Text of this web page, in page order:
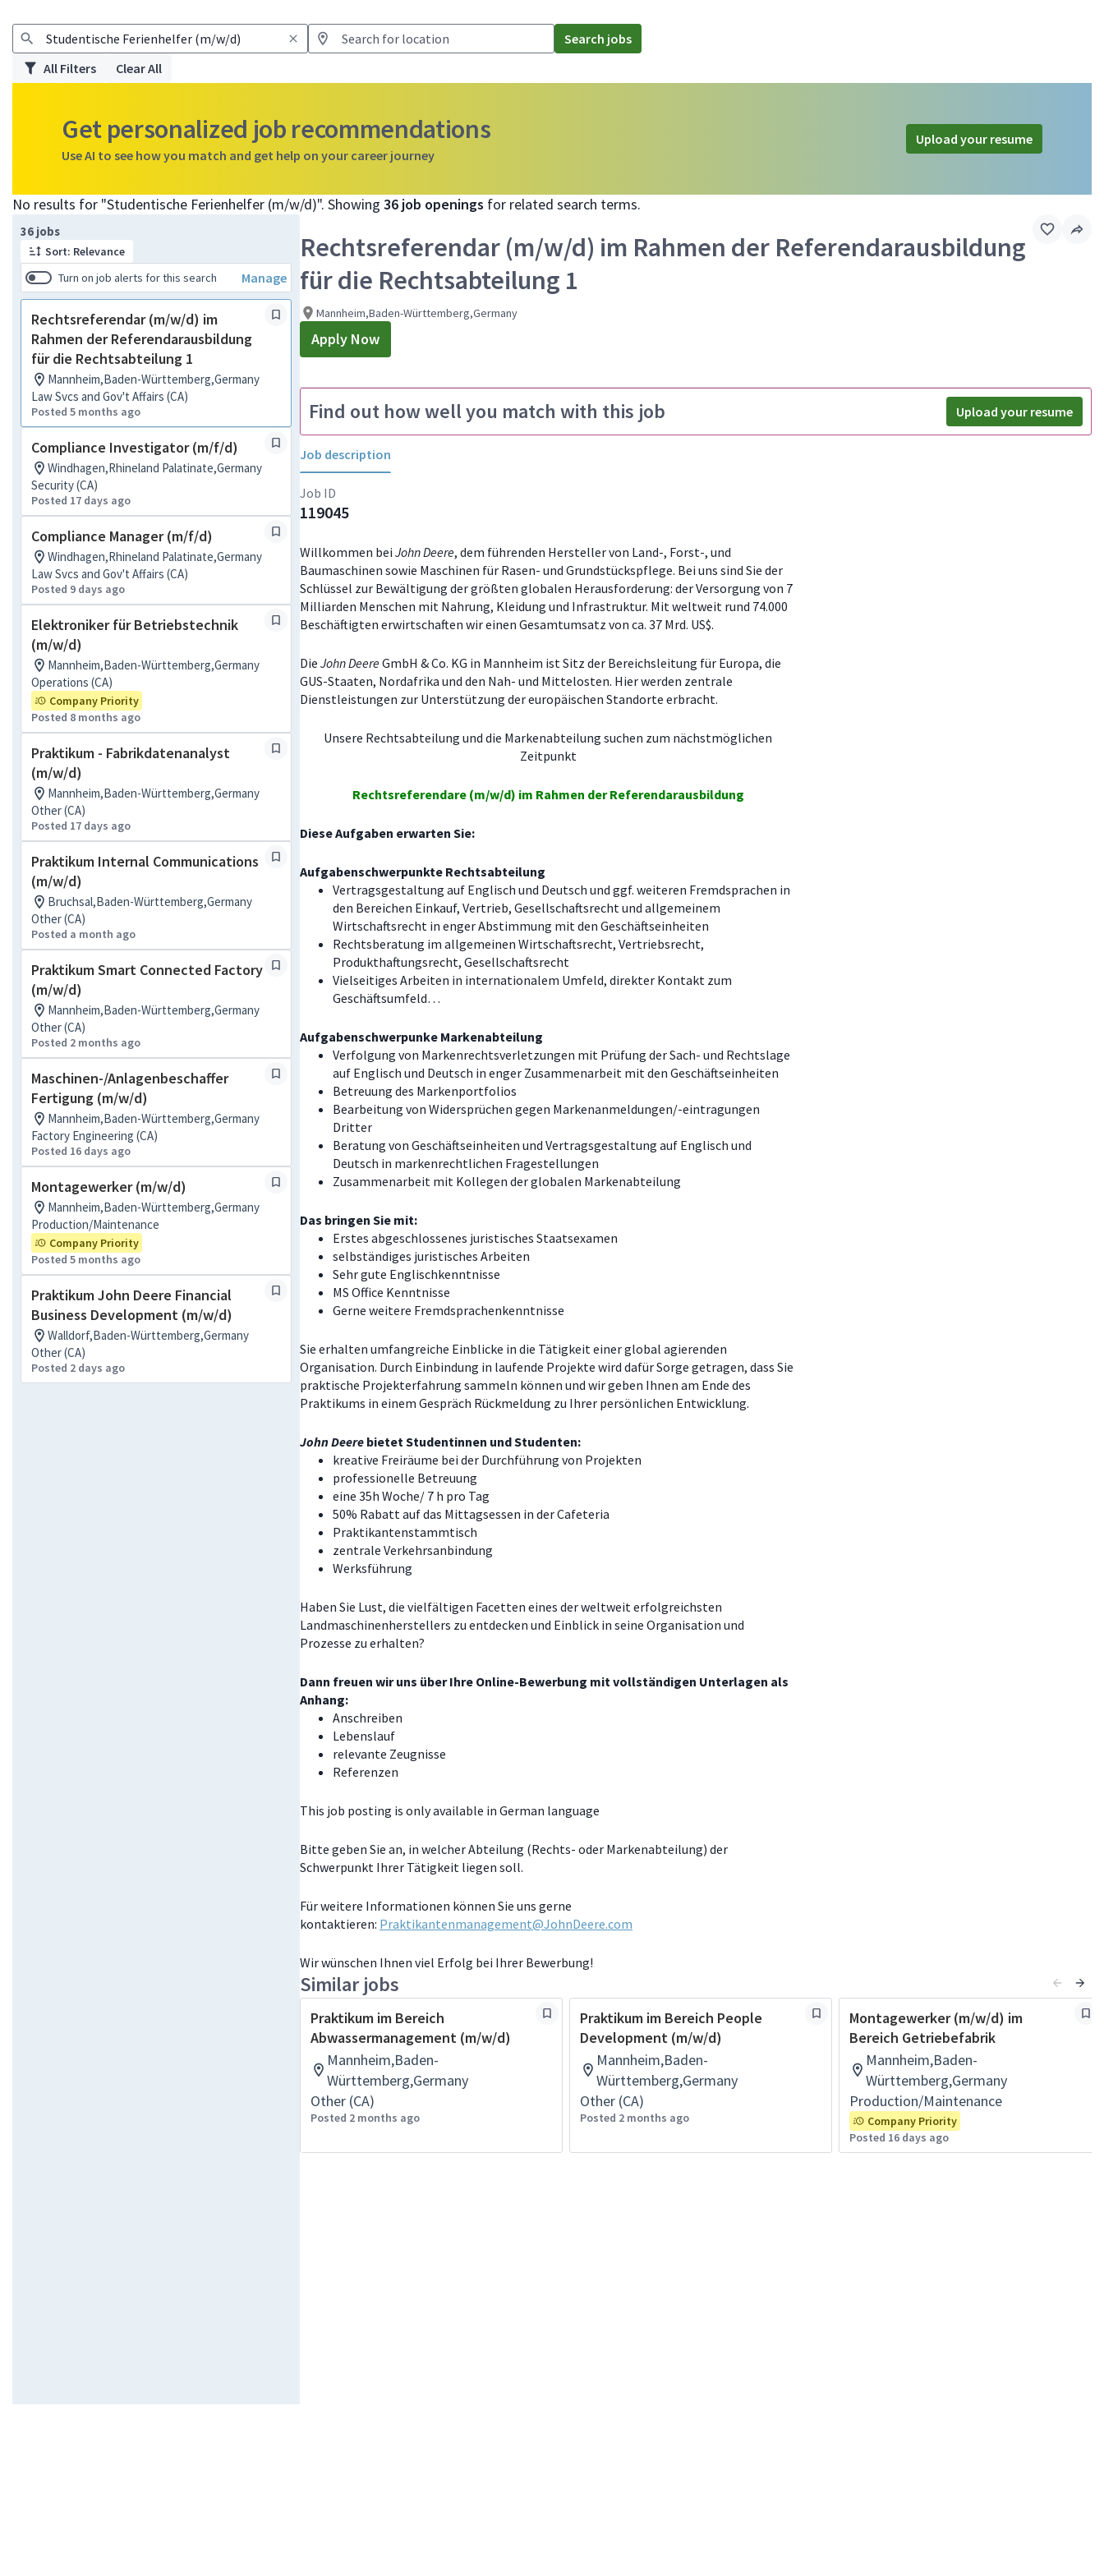
Search jobs
All Filters
Clear All
Get personalized job recommendations
Use AI to see how you match and get help on your career journey
Upload your resume
No results for "Studentische Ferienhelfer (m/w/d)". Showing 36 job openings for related search terms.
36 jobs
Sort: Relevance
Turn on job alerts for this search
Manage
Rechtsreferendar (m/w/d) im
Rahmen der Referendarausbildung
für die Rechtsabteilung 1
Mannheim,Baden-Württemberg,Germany
Law Svcs and Gov't Affairs (CA)
Posted 5 months ago
Compliance Investigator (m/f/d)
Windhagen,Rhineland Palatinate,Germany
Security (CA)
Posted 17 days ago
Compliance Manager (m/f/d)
Windhagen,Rhineland Palatinate,Germany
Law Svcs and Gov't Affairs (CA)
Posted 9 days ago
Elektroniker für Betriebstechnik
(m/w/d)
Mannheim,Baden-Württemberg,Germany
Operations (CA)
Company Priority
Posted 8 months ago
Praktikum - Fabrikdatenanalyst
(m/w/d)
Mannheim,Baden-Württemberg,Germany
Other (CA)
Posted 17 days ago
Praktikum Internal Communications
(m/w/d)
Bruchsal,Baden-Württemberg,Germany
Other (CA)
Posted a month ago
Praktikum Smart Connected Factory
(m/w/d)
Mannheim,Baden-Württemberg,Germany
Other (CA)
Posted 2 months ago
Maschinen-/Anlagenbeschaffer
Fertigung (m/w/d)
Mannheim,Baden-Württemberg,Germany
Factory Engineering (CA)
Posted 16 days ago
Montagewerker (m/w/d)
Mannheim,Baden-Württemberg,Germany
Production/Maintenance
Company Priority
Posted 5 months ago
Praktikum John Deere Financial
Business Development (m/w/d)
Walldorf,Baden-Württemberg,Germany
Other (CA)
Posted 2 days ago
Page 1 of 4
Rechtsreferendar (m/w/d) im Rahmen der Referendarausbildung
für die Rechtsabteilung 1
Mannheim,Baden-Württemberg,Germany
Apply Now
Find out how well you match with this job Upload your resume
Job description
Job ID
119045
Willkommen bei John Deere, dem führenden Hersteller von Land-, Forst-, und
Baumaschinen sowie Maschinen für Rasen- und Grundstückspflege. Bei uns sind Sie der
Schlüssel zur Bewältigung der größten globalen Herausforderung: der Versorgung von 7
Milliarden Menschen mit Nahrung, Kleidung und Infrastruktur. Mit weltweit rund 74.000
Beschäftigten erwirtschaften wir einen Gesamtumsatz von ca. 37 Mrd. US$.
Die John DeereGmbH & Co. KG in Mannheim ist Sitz der Bereichsleitung für Europa, die
GUS-Staaten, Nordafrika und den Nah- und Mittelosten. Hier werden zentrale
Dienstleistungen zur Unterstützung der europäischen Standorte erbracht.
Unsere Rechtsabteilung und die Markenabteilung suchen zum nächstmöglichen
Zeitpunkt
Rechtsreferendare (m/w/d) im Rahmen der Referendarausbildung
Diese Aufgaben erwarten Sie:
Aufgabenschwerpunkte Rechtsabteilung
Vertragsgestaltung auf Englisch und Deutsch und ggf. weiteren Fremdsprachen in
den Bereichen Einkauf, Vertrieb, Gesellschaftsrecht und allgemeinem
Wirtschaftsrecht in enger Abstimmung mit den Geschäftseinheiten
Rechtsberatung im allgemeinen Wirtschaftsrecht, Vertriebsrecht,
Produkthaftungsrecht, Gesellschaftsrecht
Vielseitiges Arbeiten in internationalem Umfeld, direkter Kontakt zum
Geschäftsumfeld…
Aufgabenschwerpunke Markenabteilung
Verfolgung von Markenrechtsverletzungen mit Prüfung der Sach- und Rechtslage
auf Englisch und Deutsch in enger Zusammenarbeit mit den Geschäftseinheiten
Betreuung des Markenportfolios
Bearbeitung von Widersprüchen gegen Markenanmeldungen/-eintragungen
Dritter
Beratung von Geschäftseinheiten und Vertragsgestaltung auf Englisch und
Deutsch in markenrechtlichen Fragestellungen
Zusammenarbeit mit Kollegen der globalen Markenabteilung
Das bringen Sie mit:
Erstes abgeschlossenes juristisches Staatsexamen
selbständiges juristisches Arbeiten
Sehr gute Englischkenntnisse
MS Office Kenntnisse
Gerne weitere Fremdsprachenkenntnisse
Sie erhalten umfangreiche Einblicke in die Tätigkeit einer global agierenden
Organisation. Durch Einbindung in laufende Projekte wird dafür Sorge getragen, dass Sie
praktische Projekterfahrung sammeln können und wir geben Ihnen am Ende des
Praktikums in einem Gespräch Rückmeldung zu Ihrer persönlichen Entwicklung.
John Deere bietet Studentinnen und Studenten:
kreative Freiräume bei der Durchführung von Projekten
professionelle Betreuung
eine 35h Woche/ 7 h pro Tag
50% Rabatt auf das Mittagsessen in der Cafeteria
Praktikantenstammtisch
zentrale Verkehrsanbindung
Werksführung
Haben Sie Lust, die vielfältigen Facetten eines der weltweit erfolgreichsten
Landmaschinenherstellers zu entdecken und Einblick in seine Organisation und
Prozesse zu erhalten?
Dann freuen wir uns über Ihre Online-Bewerbung mit vollständigen Unterlagen als
Anhang:
Anschreiben
Lebenslauf
relevante Zeugnisse
Referenzen
This job posting is only available in German language
Bitte geben Sie an, in welcher Abteilung (Rechts- oder Markenabteilung) der
Schwerpunkt Ihrer Tätigkeit liegen soll.
Für weitere Informationen können Sie uns gerne
kontaktieren: Praktikantenmanagement@JohnDeere.com
Wir wünschen Ihnen viel Erfolg bei Ihrer Bewerbung!
Similar jobs
Praktikum im Bereich
Abwassermanagement (m/w/d)
Mannheim,Baden-
Württemberg,Germany
Other (CA)
Posted 2 months ago
Praktikum im Bereich People
Development (m/w/d)
Mannheim,Baden-
Württemberg,Germany
Other (CA)
Posted 2 months ago
Montagewerker (m/w/d) im
Bereich Getriebefabrik
Mannheim,Baden-
Württemberg,Germany
Production/Maintenance
Company Priority
Posted 16 days ago